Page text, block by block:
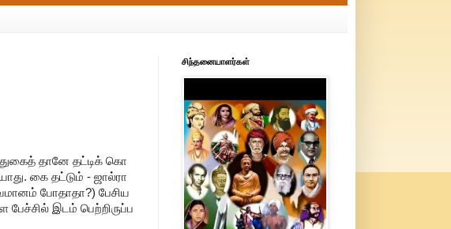
தானே தட்டிக் கொ
கை தட்டும் - ஜால்ரா
போதாதா?) பேசிய
இடம் பெற்றிருப்ப
சிந்தனையாளர்கள்